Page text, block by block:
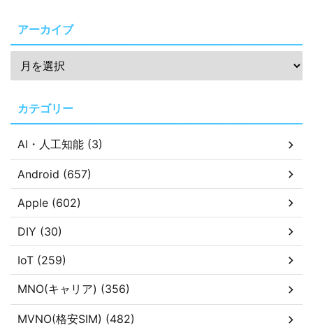
アーカイブ
カテゴリー
AI・人工知能 (3)
Android (657)
Apple (602)
DIY (30)
IoT (259)
MNO(キャリア) (356)
MVNO(格安SIM) (482)